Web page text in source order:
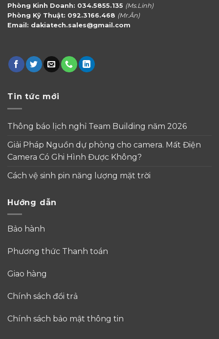
Phòng Kinh Doanh: 034.5855.135 (Ms.Linh)
Phòng Kỹ Thuật: 092.3166.468 (Mr.Ân)
Email: dakiatech.sales@gmail.com
Tin tức mới
Thông báo lịch nghỉ Team Building năm 2026
Giải Pháp Nguồn dự phòng cho camera. Mất Điện
Camera Có Ghi Hình Được Không?
Cách vệ sinh pin năng lượng mặt trời
Hướng dẫn
Bảo hành
Phương thức Thanh toán
Giao hàng
Chính sách đổi trả
Chính sách bảo mật thông tin